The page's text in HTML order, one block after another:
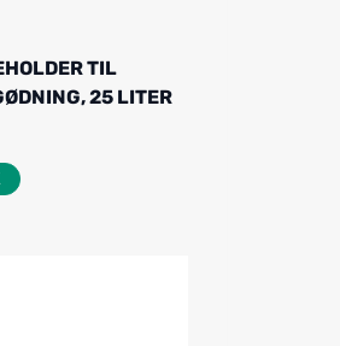
TIL
25 LITER